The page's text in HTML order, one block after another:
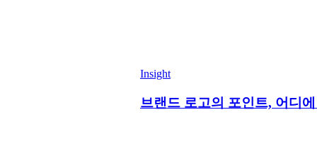
Insight
브랜드 로고의 포인트, 어디